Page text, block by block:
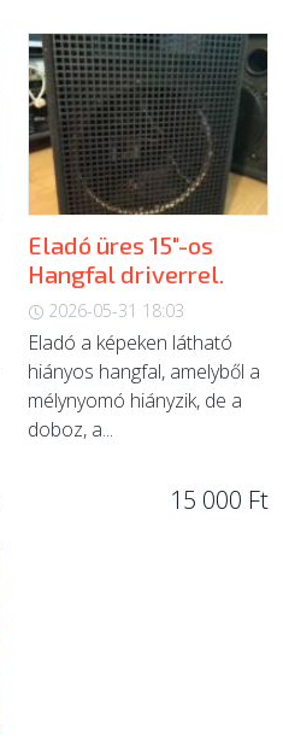
Eladó üres 15"-os
Hangfal driverrel.
2026-05-31 18:03
Eladó a képeken látható
hiányos hangfal, amelyből a
mélynyomó hiányzik, de a
doboz, a...
15 000 Ft